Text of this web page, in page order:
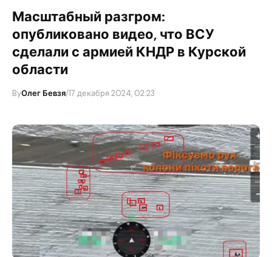
Масштабный разгром:
опубликовано видео, что ВСУ
сделали с армией КНДР в Курской
области
ByОлег Бевзя/17 декабря 2024, 02:23